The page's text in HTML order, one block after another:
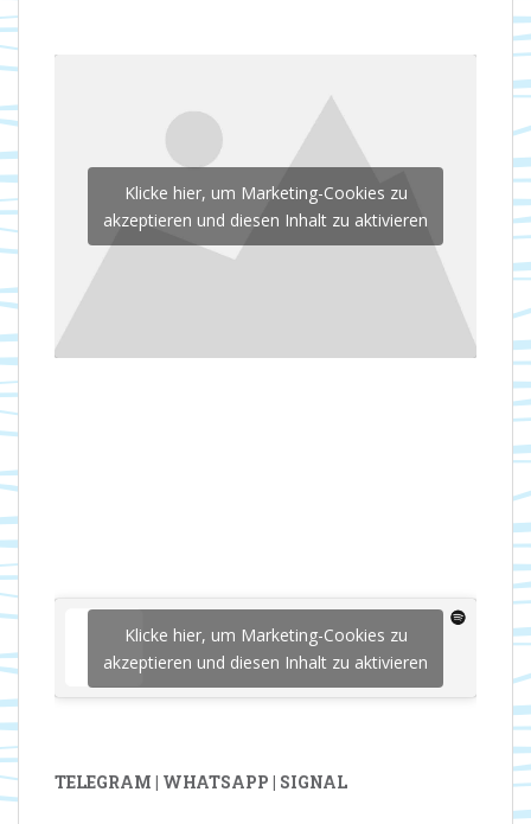
Klicke hier, um Marketing-Cookies zu
akzeptieren und diesen Inhalt zu aktivieren
Klicke hier, um Marketing-Cookies zu
akzeptieren und diesen Inhalt zu aktivieren
TELEGRAM | WHATSAPP | SIGNAL